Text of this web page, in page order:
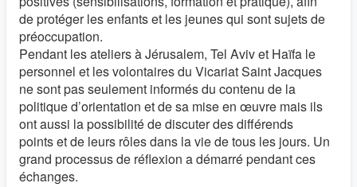
de protéger les enfants et les jeunes qui sont sujets de
préoccupation.
Pendant les ateliers à Jérusalem, Tel Aviv et Haïfa le
personnel et les volontaires du Vicariat Saint Jacques
ne sont pas seulement informés du contenu de la
politique d’orientation et de sa mise en œuvre mais ils
ont aussi la possibilité de discuter des différends
points et de leurs rôles dans la vie de tous les jours. Un
grand processus de réflexion a démarré pendant ces
échanges.